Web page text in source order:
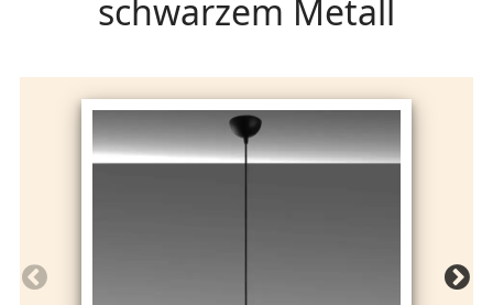
schwarzem Metall